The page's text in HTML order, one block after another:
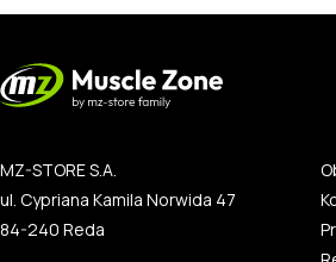
MZ-STORE S.A.
ul. Cypriana Kamila Norwida 47
84-240 Reda